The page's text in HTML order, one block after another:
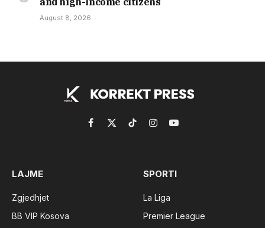
August 8, 2026
Facebook
X
TikTokInstagramYouTube
LAJME
Zgjedhjet
BB VIP Kosova
SPORTI
La Liga
Premier League